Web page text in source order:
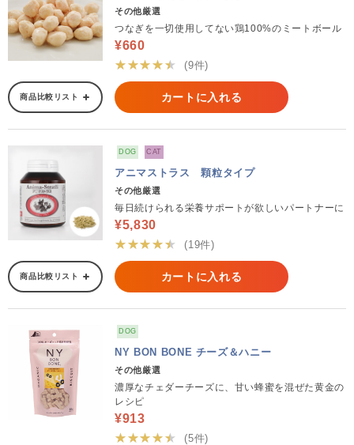
その他厳選
つなぎを一切使用してない鶏100%のミートボール
¥660
★★★★★
(9件)
商品比較リスト カートに入れる
DOG CAT
アニマストラス 顆粒タイプ
その他厳選
毎日続けられる栄養サポートが欲しいパートナーに
¥5,830
★★★★★
(19件)
商品比較リスト カートに入れる
DOG
NY BON BONE チーズ＆ハニー
その他厳選
濃厚なチェダーチーズに、甘い蜂蜜を混ぜた黄金の
レシピ
¥913
★★★★★
(5件)